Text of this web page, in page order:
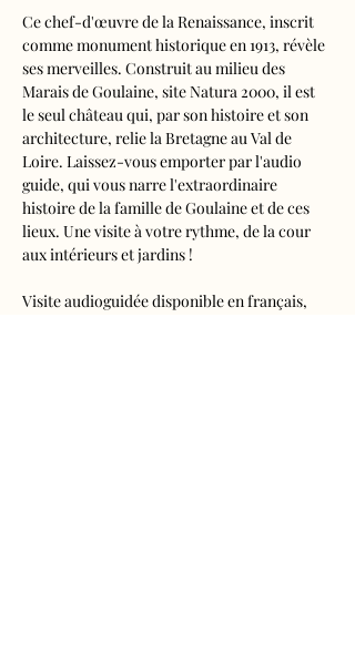
Ce chef-d'œuvre de la Renaissance, inscrit
comme monument historique en 1913, révèle
ses merveilles. Construit au milieu des
Marais de Goulaine, site Natura 2000, il est
le seul château qui, par son histoire et son
architecture, relie la Bretagne au Val de
Loire. Laissez-vous emporter par l'audio
guide, qui vous narre l'extraordinaire
histoire de la famille de Goulaine et de ces
lieux. Une visite à votre rythme, de la cour
aux intérieurs et jardins !
Visite audioguidée disponible en français,